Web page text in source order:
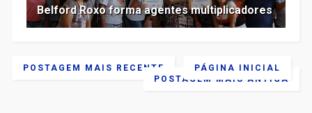
Belford Roxo forma agentes multiplicadores
POSTAGEM MAIS RECENTE
POSTAGEM MAIS ANTIGA
PÁGINA INICIAL